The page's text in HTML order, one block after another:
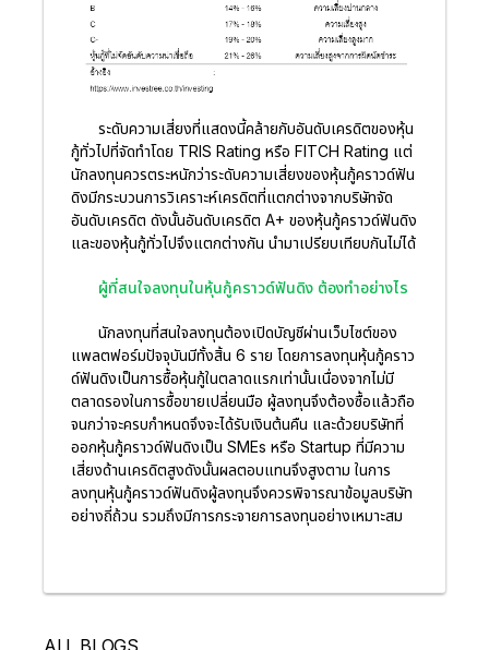
ระดับความเสี่ยงที่แสดงนี้คล้ายกับอันดับเครดิตของหุ้น
กู้ทั่วไปที่จัดทำโดย TRIS Rating หรือ FITCH Rating แต่
นักลงทุนควรตระหนักว่าระดับความเสี่ยงของหุ้นกู้คราวด์ฟัน
ดิงมีกระบวนการวิเคราะห์เครดิตที่แตกต่างจากบริษัทจัด
อันดับเครดิต ดังนั้นอันดับเครดิต A+ ของหุ้นกู้คราวด์ฟันดิง
และของหุ้นกู้ทั่วไปจึงแตกต่างกัน นำมาเปรียบเทียบกันไม่ได้
ผู้ที่สนใจลงทุนในหุ้นกู้คราวด์ฟันดิง ต้องทำอย่างไร
นักลงทุนที่สนใจลงทุนต้องเปิดบัญชีผ่านเว็บไซต์ของ
แพลตฟอร์มปัจจุบันมีทั้งสิ้น 6 ราย โดยการลงทุนหุ้นกู้คราว
ด์ฟันดิงเป็นการซื้อหุ้นกู้ในตลาดแรกเท่านั้นเนื่องจากไม่มี
ตลาดรองในการซื้อขายเปลี่ยนมือ ผู้ลงทุนจึงต้องซื้อแล้วถือ
จนกว่าจะครบกำหนดจึงจะได้รับเงินต้นคืน และด้วยบริษัทที่
ออกหุ้นกู้คราวด์ฟันดิงเป็น SMEs หรือ Startup ที่มีความ
เสี่ยงด้านเครดิตสูงดังนั้นผลตอบแทนจึงสูงตาม ในการ
ลงทุนหุ้นกู้คราวด์ฟันดิงผู้ลงทุนจึงควรพิจารณาข้อมูลบริษัท
อย่างถี่ถ้วน รวมถึงมีการกระจายการลงทุนอย่างเหมาะสม
ALL BLOGS